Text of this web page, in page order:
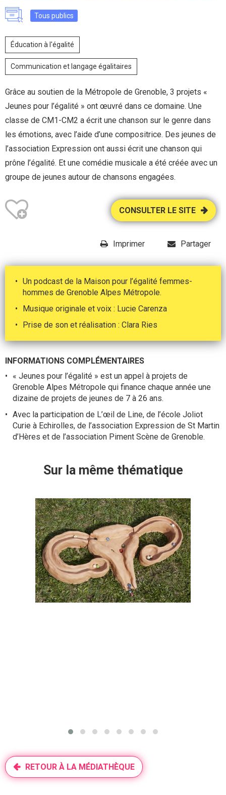
Tous publics
Éducation à l'égalité
Communication et langage égalitaires
Grâce au soutien de la Métropole de Grenoble, 3 projets «
Jeunes pour l’égalité » ont œuvré dans ce domaine. Une
classe de CM1-CM2 a écrit une chanson sur le genre dans
les émotions, avec l’aide d’une compositrice. Des jeunes de
l’association Expression ont aussi écrit une chanson qui
prône l’égalité. Et une comédie musicale a été créée avec un
groupe de jeunes autour de chansons engagées.
CONSULTER LE SITE
Imprimer Partager
Un podcast de la Maison pour l’égalité femmes-
hommes de Grenoble Alpes Métropole.
Musique originale et voix : Lucie Carenza
Prise de son et réalisation : Clara Ries
INFORMATIONS COMPLÉMENTAIRES
« Jeunes pour l’égalité » est un appel à projets de
Grenoble Alpes Métropole qui finance chaque année une
dizaine de projets de jeunes de 7 à 26 ans.
Avec la participation de L’œil de Line, de l’école Joliot
Curie à Echirolles, de l’association Expression de St Martin
d’Hères et de l’association Piment Scène de Grenoble.
Sur la même thématique
RETOUR À LA MÉDIATHÈQUE